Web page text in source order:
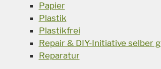
Papier
Plastik
Plastikfrei
Repair & DIY-Initiative selber
Reparatur